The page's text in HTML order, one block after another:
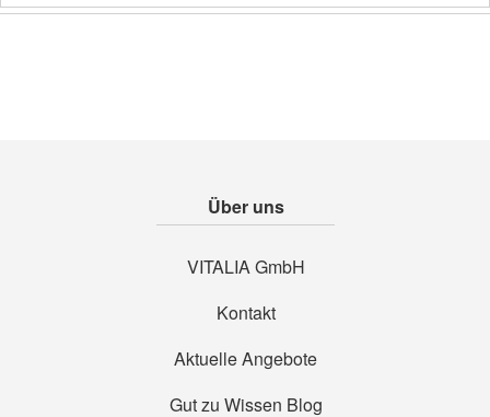
Über uns
VITALIA GmbH
Kontakt
Aktuelle Angebote
Gut zu Wissen Blog